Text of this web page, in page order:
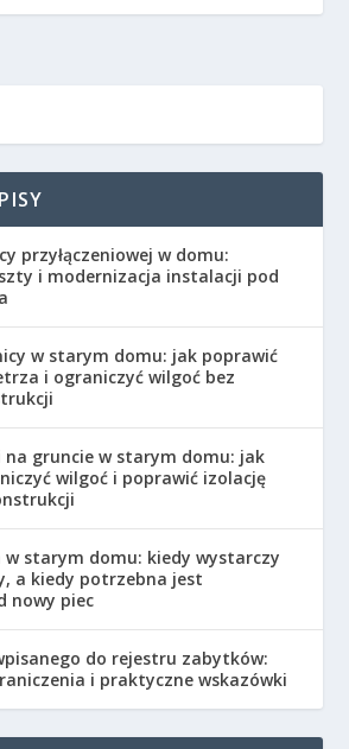
przyłączeniowej w domu:
i modernizacja instalacji pod
w starym domu: jak poprawić
i ograniczyć wilgoć bez
na gruncie w starym domu: jak
wilgoć i poprawić izolację
starym domu: kiedy wystarczy
a kiedy potrzebna jest
nowy piec
do rejestru zabytków:
i praktyczne wskazówki